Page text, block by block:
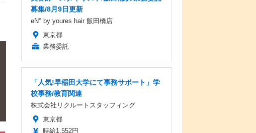
募集/8月9日更新
eN° by youres hair 飯田橋店
東京都
業務委託
「人気!早稲田大学にて事務サポート」学
校事務/教育関連
株式会社リクルートスタッフィング
東京都
時給1,552円